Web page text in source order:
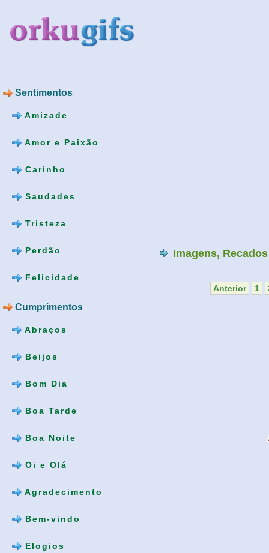
Sentimentos
Amizade
Amor e Paixão
Carinho
Saudades
Tristeza
Perdão
Felicidade
Cumprimentos
Abraços
Beijos
Bom Dia
Boa Tarde
Boa Noite
Oi e Olá
Agradecimento
Bem-vindo
Elogios
Imagens,
Anterior 1